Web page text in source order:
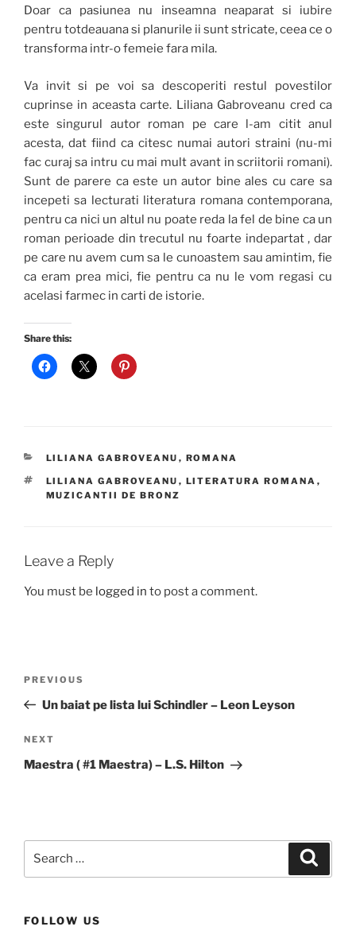
Doar ca pasiunea nu inseamna neaparat si iubire
pentru totdeauana si planurile ii sunt stricate, ceea ce o
transforma intr-o femeie fara mila.
Va invit si pe voi sa descoperiti restul povestilor
cuprinse in aceasta carte. Liliana Gabroveanu cred ca
este singurul autor roman pe care l-am citit anul
acesta, dat fiind ca citesc numai autori straini (nu-mi
fac curaj sa intru cu mai mult avant in scriitorii romani).
Sunt de parere ca este un autor bine ales cu care sa
incepeti sa lecturati literatura romana contemporana,
pentru ca nici un altul nu poate reda la fel de bine ca un
roman perioade din trecutul nu foarte indepartat , dar
pe care nu avem cum sa le cunoastem sau amintim, fie
ca eram prea mici, fie pentru ca nu le vom regasi cu
acelasi farmec in carti de istorie.
Share this:
CATEGORIES
LILIANA GABROVEANU , ROMANA
TAGS
LILIANA GABROVEANU , LITERATURA ROMANA ,
MUZICANTII DE BRONZ
Leave a Reply
You must be logged in to post a comment.
Previous
Post
PREVIOUS
Un baiat pe lista lui Schindler – Leon Leyson
Next
Post
NEXT
Maestra ( #1 Maestra) – L.S. Hilton
FOLLOW US